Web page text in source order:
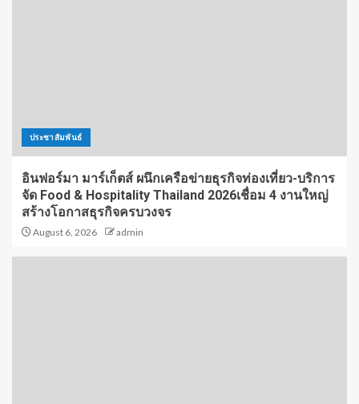
ประชาสัมพันธ์
อินฟอร์มา มาร์เก็ตส์ ผนึกเครือข่ายธุรกิจท่องเที่ยว-บริการ
จัด Food & Hospitality Thailand 2026เชื่อม 4 งานใหญ่
สร้างโอกาสธุรกิจครบวงจร
August 6, 2026 admin